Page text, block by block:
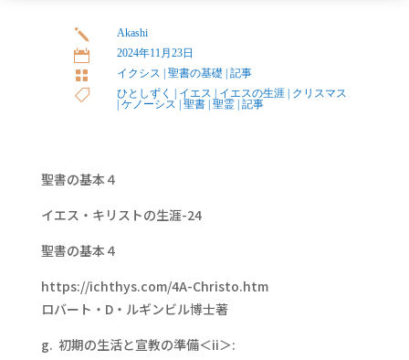
j Akashi
 2024年11月23日
 イクシス |聖書の基礎 |記事
 ひとしずく イエス イエスの生涯
クリスマス
|ケノーシス |聖書 |聖霊 |記事
聖書の基本４
イエス・キリストの生涯-24
聖書の基本４
https://ichthys.com/4A-Christo.htm
ロバート・D・ルギンビル博士著
g. 初期の生活と宣教の準備＜ii＞: